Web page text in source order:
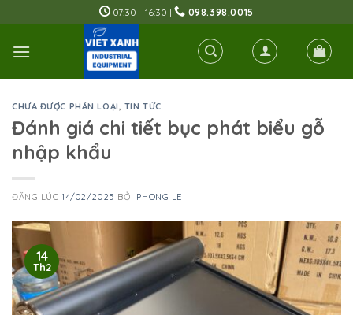
to
content
07:30 - 16:30 | 098.398.0015
CHƯA ĐƯỢC PHÂN LOẠI, TIN TỨC
Đánh giá chi tiết bục phát biểu gỗ
nhập khẩu
ĐĂNG LÚC14/02/2025 BỞI PHONG LE
14
Th2